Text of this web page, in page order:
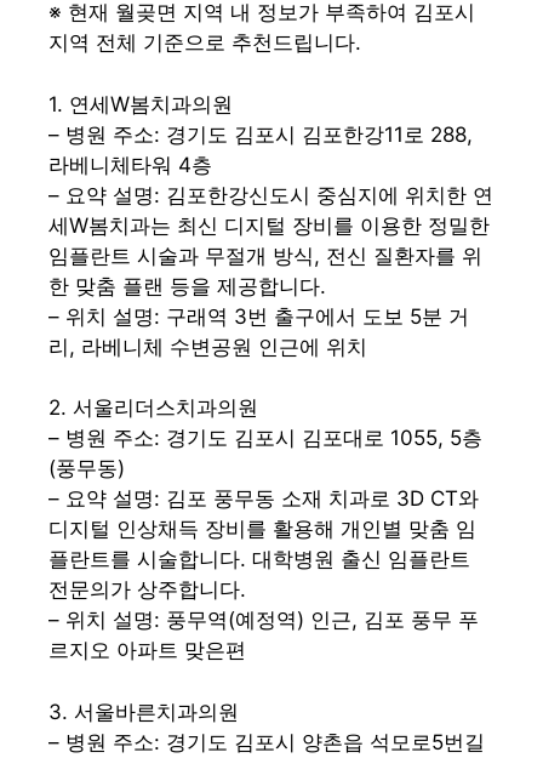
※ 현재 월곶면 지역 내 정보가 부족하여 김포시
지역 전체 기준으로 추천드립니다.
1. 연세W봄치과의원
– 병원 주소: 경기도 김포시 김포한강11로 288,
라베니체타워 4층
– 요약 설명: 김포한강신도시 중심지에 위치한 연
세W봄치과는 최신 디지털 장비를 이용한 정밀한
임플란트 시술과 무절개 방식, 전신 질환자를 위
한 맞춤 플랜 등을 제공합니다.
– 위치 설명: 구래역 3번 출구에서 도보 5분 거
리, 라베니체 수변공원 인근에 위치
2. 서울리더스치과의원
– 병원 주소: 경기도 김포시 김포대로 1055, 5층
(풍무동)
– 요약 설명: 김포 풍무동 소재 치과로 3D CT와
디지털 인상채득 장비를 활용해 개인별 맞춤 임
플란트를 시술합니다. 대학병원 출신 임플란트
전문의가 상주합니다.
– 위치 설명: 풍무역(예정역) 인근, 김포 풍무 푸
르지오 아파트 맞은편
3. 서울바른치과의원
– 병원 주소: 경기도 김포시 양촌읍 석모로5번길